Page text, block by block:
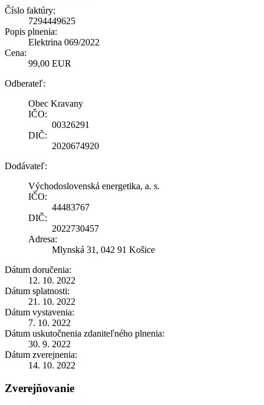
Číslo faktúry:
7294449625
Popis plnenia:
Elektrina 069/2022
Cena:
99,00 EUR
Odberateľ:
Obec Kravany
IČO:
00326291
DIČ:
2020674920
Dodávateľ:
Východoslovenská energetika, a. s.
IČO:
44483767
DIČ:
2022730457
Adresa:
Mlynská 31, 042 91 Košice
Dátum doručenia:
12. 10. 2022
Dátum splatnosti:
21. 10. 2022
Dátum vystavenia:
7. 10. 2022
Dátum uskutočnenia zdaniteľného plnenia:
30. 9. 2022
Dátum zverejnenia:
14. 10. 2022
Zverejňovanie